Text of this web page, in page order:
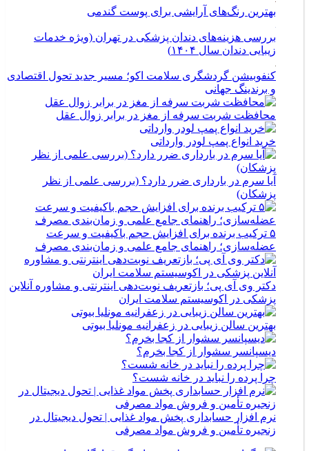
بهترین رنگ‌های آرایشی برای پوست گندمی
بررسی هزینه‌های دندان پزشکی در تهران (ویژه خدمات
زیبایی دندان سال ۱۴۰۴)
کنفوبیشن گردشگری سلامت اکو؛ مسیر جدید تحول اقتصادی
و برندینگ جهانی
محافظت شربت سرفه از مغز در برابر زوال عقل
خرید انواع پمپ لودر وارداتی
آیا سرم در بارداری ضرر دارد؟ (بررسی علمی از نظر
پزشکان)
۵ ترکیب برنده برای افزایش حجم باکیفیت و سرعت
عضله‌سازی؛ راهنمای جامع علمی و زمان‌بندی مصرف
دکتر وی آی پی؛ بازتعریف نوبت‌دهی اینترنتی و مشاوره آنلاین
پزشکی در اکوسیستم سلامت ایران
بهترین سالن زیبایی در زعفرانیه مونلیا بیوتی
دیسپانسر سشوار از کجا بخرم؟
چرا پرده را نباید در خانه شست؟
نرم افزار حسابداری پخش مواد غذایی | تحول دیجیتال در
زنجیره تأمین و فروش مواد مصرفی